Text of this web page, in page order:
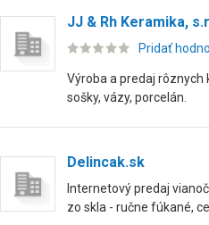
JJ & Rh Keramika,
Pridať
Výroba a predaj rôznych
sošky, vázy, porcelán.
Delincak.sk
Internetový predaj
zo skla - ručne fúkané,